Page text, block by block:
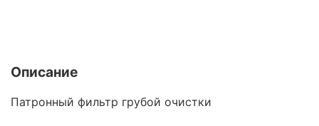
Описание
Патронный фильтр грубой очистки